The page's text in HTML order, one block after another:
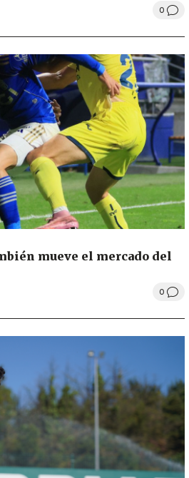
0
mueve el mercado del
0